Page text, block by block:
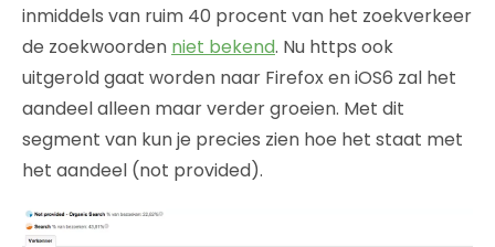
inmiddels van ruim 40 procent van het zoekverkeer
de zoekwoorden niet bekend. Nu https ook
uitgerold gaat worden naar Firefox en iOS6 zal het
aandeel alleen maar verder groeien. Met dit
segment van kun je precies zien hoe het staat met
het aandeel (not provided).